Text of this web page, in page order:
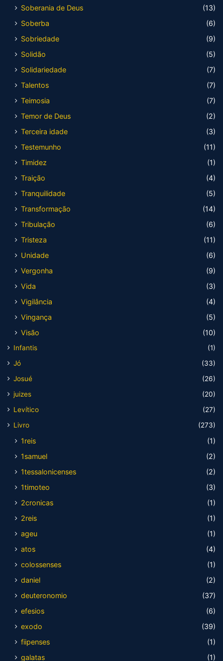
Soberania de Deus
(13)
Soberba
(6)
Sobriedade
(9)
Solidão
(5)
Solidariedade
(7)
Talentos
(7)
Teimosia
(7)
Temor de Deus
(2)
Terceira idade
(3)
Testemunho
(11)
Timidez
(1)
Traição
(4)
Tranquilidade
(5)
Transformação
(14)
Tribulação
(6)
Tristeza
(11)
Unidade
(6)
Vergonha
(9)
Vida
(3)
Vigilância
(4)
Vingança
(5)
Visão
(10)
Infantis
(1)
Jó
(33)
Josué
(26)
juizes
(20)
Levítico
(27)
Livro
(273)
1reis
(1)
1samuel
(2)
1tessalonicenses
(2)
1timoteo
(3)
2cronicas
(1)
2reis
(1)
ageu
(1)
atos
(4)
colossenses
(1)
daniel
(2)
deuteronomio
(37)
efesios
(6)
exodo
(39)
fiipenses
(1)
galatas
(1)